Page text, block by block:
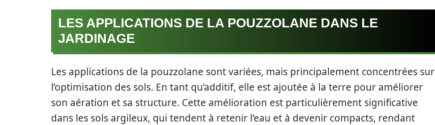
LES APPLICATIONS DE LA POUZZOLANE DANS LE
JARDINAGE
Les applications de la pouzzolane sont variées, mais principalement concentrées sur
l’optimisation des sols. En tant qu’additif, elle est ajoutée à la terre pour améliorer
son aération et sa structure. Cette amélioration est particulièrement significative
dans les sols argileux, qui tendent à retenir l’eau et à devenir compacts, rendant